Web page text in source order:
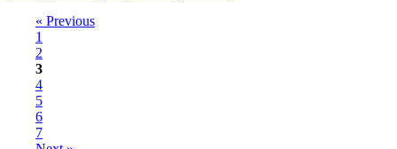
« Previous
1
2
3
4
5
6
7